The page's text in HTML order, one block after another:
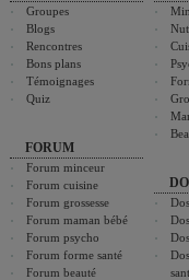
Groupes
Blogs
Rencontres
Bons plans
Témoignages
Quiz
FORUM
Forum minceur
Forum cuisine
Forum grossesse
Forum maman bébé
Forum psycho
Forum forme santé
Forum beauté